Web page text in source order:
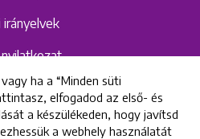
irányelvek
nyilatkozat
adatvédelmi
és tájékoztató
ha a “Minden süti
elfogadod az első- és
a készülékeden, hogy javítsd
a webhely használatát